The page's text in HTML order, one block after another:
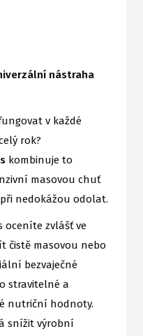
nástraha
v každé
rok?
kombinuje to
masovou chuť
nedokážou odolat.
oceníte zvlášť ve
čistě masovou nebo
bezvaječné
stravitelné a
nutriční hodnoty.
snížit výrobní